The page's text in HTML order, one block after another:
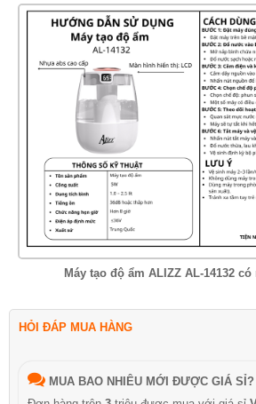
Máy tạo độ ẩm ALIZZ AL-14132
HỎI ĐÁP MUA HÀNG
MUA BAO NHIÊU MỚI ĐƯỢC GIÁ SỈ?